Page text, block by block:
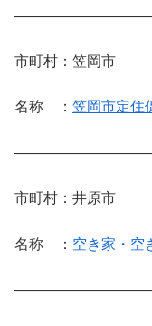
市町村：笠岡市
名称 ： 笠岡市定住
市町村：井原市
名称 ： 空き家・空